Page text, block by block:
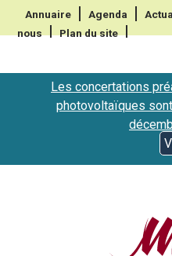
Annuaire Agenda
nous
Plan du site
Les concertations
photovoltaïques